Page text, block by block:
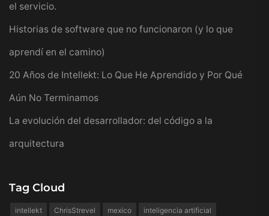
el servicio.
Historias de software que no funcionaron (y lo que
aprendí en el camino)
20 Años de Intellekt: Lo Que He Aprendido y Por Qué
Aún No Terminamos
La evolución del desarrollador: del código a la
arquitectura
Tag Cloud
intellekt ChrisStrevel mexico
inteligencia artificial